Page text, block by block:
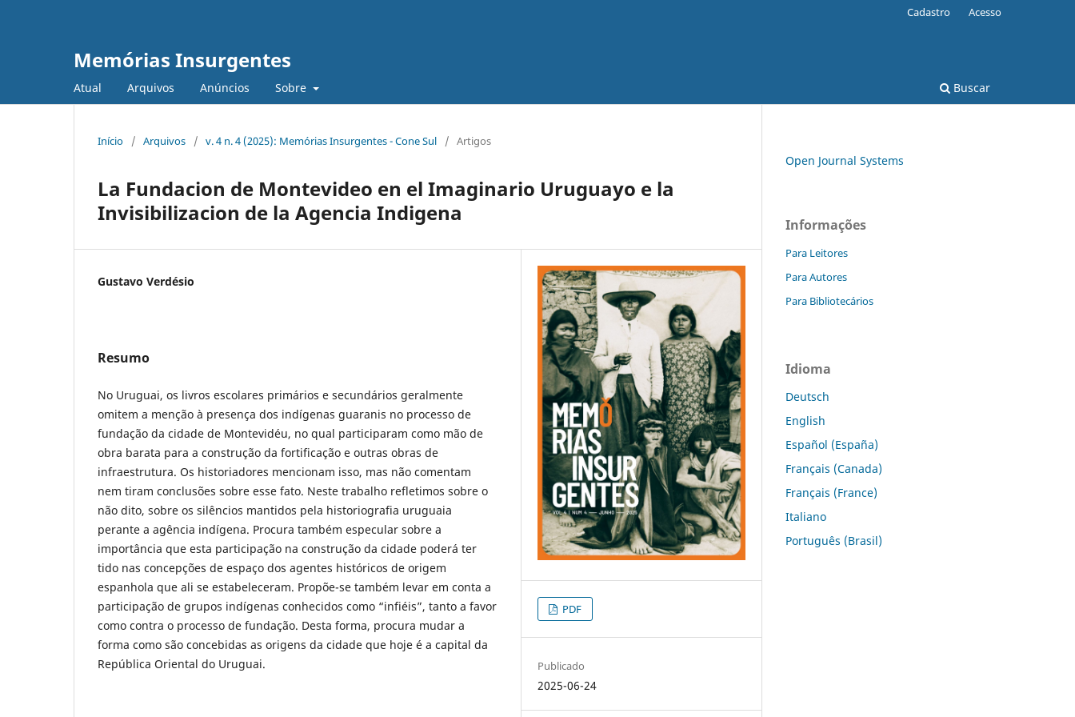
Memórias Insurgentes
Atual Arquivos Anúncios Sobre Buscar
Cadastro Acesso
Início / Arquivos / v. 4 n. 4 (2025): Memórias Insurgentes - Cone Sul / Artigos
La Fundacion de Montevideo en el Imaginario Uruguayo e la
Invisibilizacion de la Agencia Indigena
Gustavo Verdésio
Resumo
No Uruguai, os livros escolares primários e secundários geralmente
omitem a menção à presença dos indígenas guaranis no processo de
fundação da cidade de Montevidéu, no qual participaram como mão de
obra barata para a construção da fortificação e outras obras de
infraestrutura. Os historiadores mencionam isso, mas não comentam
nem tiram conclusões sobre esse fato. Neste trabalho refletimos sobre o
não dito, sobre os silêncios mantidos pela historiografia uruguaia
perante a agência indígena. Procura também especular sobre a
importância que esta participação na construção da cidade poderá ter
tido nas concepções de espaço dos agentes históricos de origem
espanhola que ali se estabeleceram. Propõe-se também levar em conta a
participação de grupos indígenas conhecidos como “infiéis”, tanto a favor
como contra o processo de fundação. Desta forma, procura mudar a
forma como são concebidas as origens da cidade que hoje é a capital da
República Oriental do Uruguai.
PDF
Publicado
2025-06-24
Open Journal Systems
Informações
Para Leitores
Para Autores
Para Bibliotecários
Idioma
Deutsch
English
Español (España)
Français (Canada)
Français (France)
Italiano
Português (Brasil)